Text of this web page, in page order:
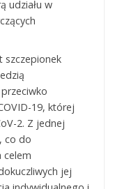
udziału w
szczepionek
19, której
2. Z jednej
co do
celem
jej